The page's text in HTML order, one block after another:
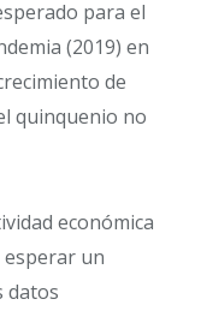
para el
(2019) en
de
quinquenio no
económica
esperar un
datos